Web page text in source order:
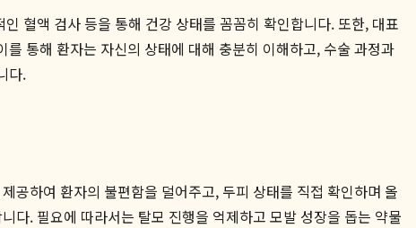
혈액 검사 등을 통해 건강 상태를 꼼꼼히 확인합니다. 또한, 대표
통해 환자는 자신의 상태에 대해 충분히 이해하고, 수술 과정과
다.
공하여 환자의 불편함을 덜어주고, 두피 상태를 직접 확인하며 올
다. 필요에 따라서는 탈모 진행을 억제하고 모발 성장을 돕는 약물